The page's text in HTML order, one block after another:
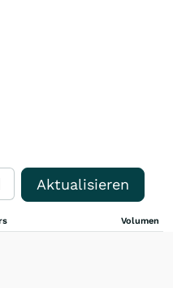
Aktualisieren
Volumen